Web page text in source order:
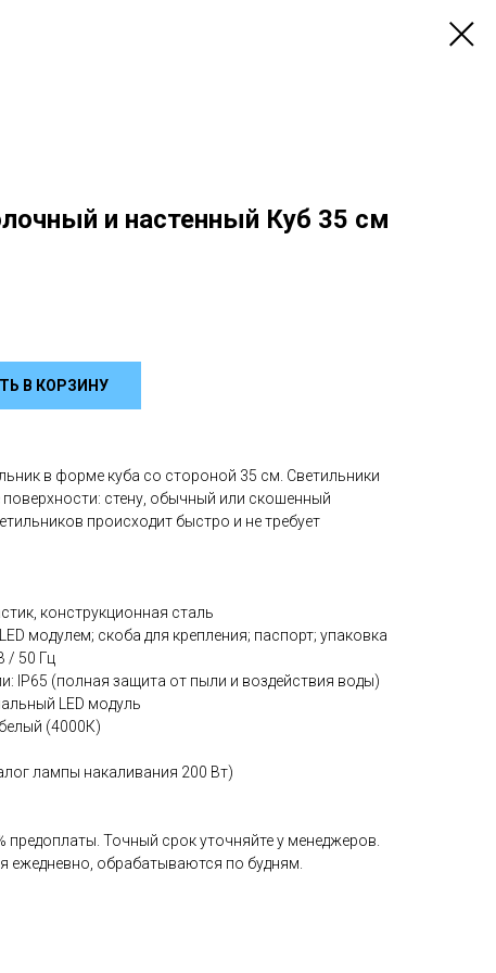
и настенный Куб 35 см
В КОРЗИНУ
в форме куба со стороной 35 см. Светильники
стену, обычный или скошенный
происходит быстро и не требует
конструкционная сталь
модулем; скоба для крепления; паспорт; упаковка
/ 50 Гц
IP65 (полная защита от пыли и воздействия воды)
LED модуль
(4000К)
лампы накаливания 200 Вт)
предоплаты. Точный срок уточняйте у менеджеров.
ежедневно, обрабатываются по будням.